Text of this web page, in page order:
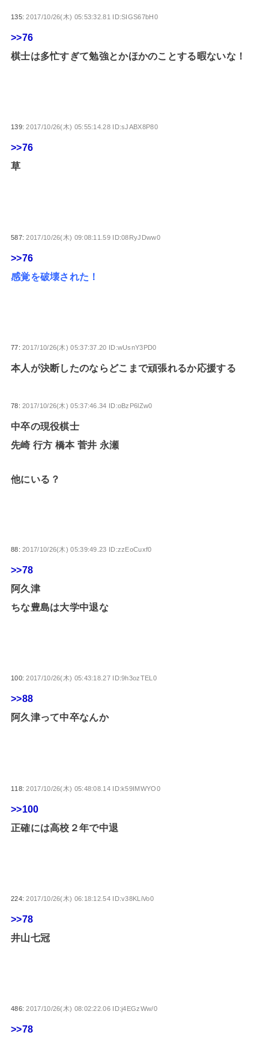
135:2017/10/26(木) 05:53:32.81 ID:SIGS67bH0
>>76
棋士は多忙すぎて勉強とかほかのことする暇ないな！
139:2017/10/26(木) 05:55:14.28 ID:sJABX8P80
>>76
草
587:2017/10/26(木) 09:08:11.59 ID:08RyJDww0
>>76
感覚を破壊された！
77:2017/10/26(木) 05:37:37.20 ID:wUsnY3PD0
本人が決断したのならどこまで頑張れるか応援する
78:2017/10/26(木) 05:37:46.34 ID:oBzP6lZw0
中卒の現役棋士
先崎 行方 橋本 菅井 永瀬
他にいる？
88:2017/10/26(木) 05:39:49.23 ID:zzEoCuxf0
>>78
阿久津
ちな豊島は大学中退な
100:2017/10/26(木) 05:43:18.27 ID:9h3ozTEL0
>>88
阿久津って中卒なんか
118:2017/10/26(木) 05:48:08.14 ID:k59IMWYO0
>>100
正確には高校２年で中退
224:2017/10/26(木) 06:18:12.54 ID:v38KLiVo0
>>78
井山七冠
486:2017/10/26(木) 08:02:22.06 ID:j4EGzWw/0
>>78